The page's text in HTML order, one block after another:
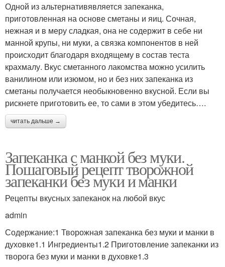
Одной из альтернативявляется запеканка,
приготовленная на основе сметаны и яиц. Сочная,
нежная и в меру сладкая, она не содержит в себе ни
манной крупы, ни муки, а связка компонентов в ней
происходит благодаря входящему в состав теста
крахмалу. Вкус сметанного лакомства можно усилить
ванилином или изюмом, но и без них запеканка из
сметаны получается необыкновенно вкусной. Если вы
рискнете приготовить ее, то сами в этом убедитесь….
читать дальше →
Запеканка с манкой без муки.
Пошаговый рецепт творожной
запеканки без муки и манки
Рецепты вкусных запеканок на любой вкус
admin
Содержание:1 Творожная запеканка без муки и манки в
духовке1.1 Ингредиенты1.2 Приготовление запеканки из
творога без муки и манки в духовке1.3